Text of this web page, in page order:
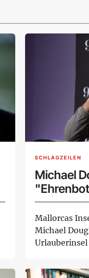
SCHLAGZEILEN
Michael
ernannt
Mallorcas
Michael